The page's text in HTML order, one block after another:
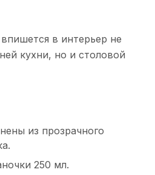
в интерьер не
кухни, но и столовой
из прозрачного
250 мл.